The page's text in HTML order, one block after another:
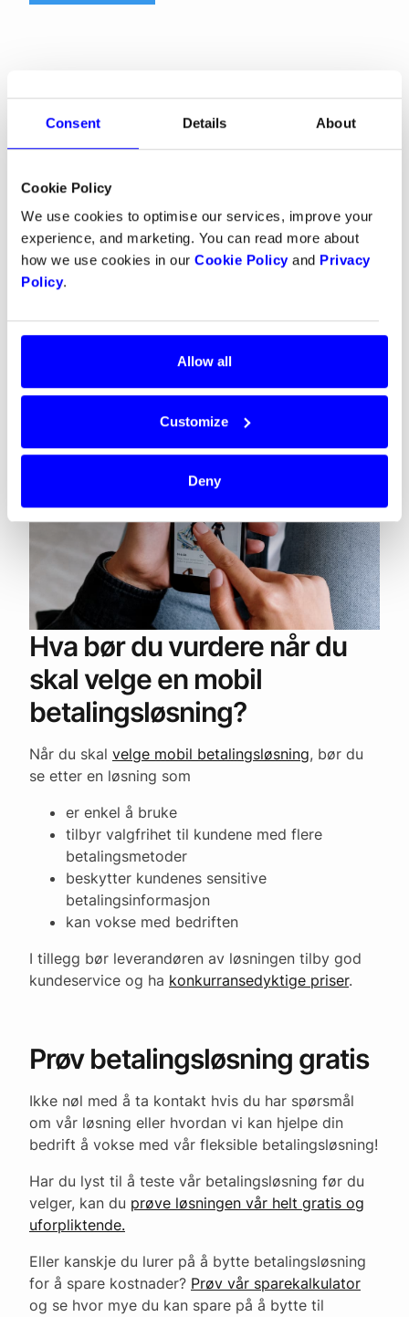
Consent Details About
Cookie Policy
We use cookies to optimise our services, improve your
experience, and marketing. You can read more about
how we use cookies in our Cookie Policy and Privacy
Policy.
Allow all
Customize
Deny
Hvordan fungerer mobil
Med en mobil betalingsløsning behandles
betalingene gjennom en betalingsapp som er
koblet til en bankkonto eller et betalingskort.
Når noen skal gjøre en betaling i en nettbutikk,
nødvendig informasjon. Deretter bruker de appen
til å autentisere betalingen slik at pengene kan
Hva bør du vurdere når du
skal velge en mobil
betalingsløsning?
Når du skal velge mobil betalingsløsning, bør du
se etter en løsning som
er enkel å bruke
tilbyr valgfrihet til kundene med flere
betalingsmetoder
beskytter kundenes sensitive
betalingsinformasjon
kan vokse med bedriften
I tillegg bør leverandøren av løsningen tilby god
kundeservice og ha konkurransedyktige priser.
Prøv betalingsløsning gratis
Ikke nøl med å ta kontakt hvis du har spørsmål
om vår løsning eller hvordan vi kan hjelpe din
bedrift å vokse med vår fleksible betalingsløsning!
Har du lyst til å teste vår betalingsløsning før du
velger, kan du prøve løsningen vår helt gratis og
uforpliktende.
Eller kanskje du lurer på å bytte betalingsløsning
for å spare kostnader? Prøv vår sparekalkulator
og se hvor mye du kan spare på å bytte til